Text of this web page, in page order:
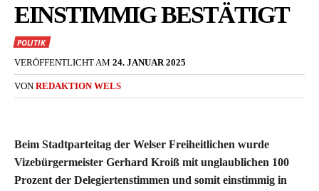
INSTIMMIG BESTÄTIGT
POLITIK
VERÖFFENTLICHT AM 24. JANUAR 2025
VON REDAKTION WELS
Beim Stadtparteitag der Welser Freiheitlichen wurde
Vizebürgermeister Gerhard Kroiß mit unglaublichen 100
Prozent der Delegiertenstimmen und somit einstimmig in